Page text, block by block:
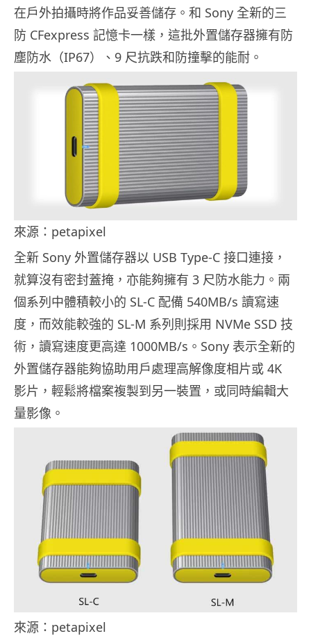
在戶外拍攝時將作品妥善儲存。和 Sony 全新的三
防 CFexpress 記憶卡一樣，這批外置儲存器擁有防
塵防水（IP67）、9 尺抗跌和防撞擊的能耐。
來源：petapixel
全新 Sony 外置儲存器以 USB Type-C 接口連接，
就算沒有密封蓋掩，亦能夠擁有 3 尺防水能力。兩
個系列中體積較小的 SL-C 配備 540MB/s 讀寫速
度，而效能較強的 SL-M 系列則採用 NVMe SSD 技
術，讀寫速度更高達 1000MB/s。Sony 表示全新的
外置儲存器能夠協助用戶處理高解像度相片或 4K
影片，輕鬆將檔案複製到另一裝置，或同時編輯大
量影像。
來源：petapixel